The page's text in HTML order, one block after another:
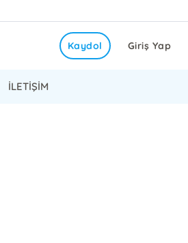
Giriş Yap
Kaydol
İLETİŞİM